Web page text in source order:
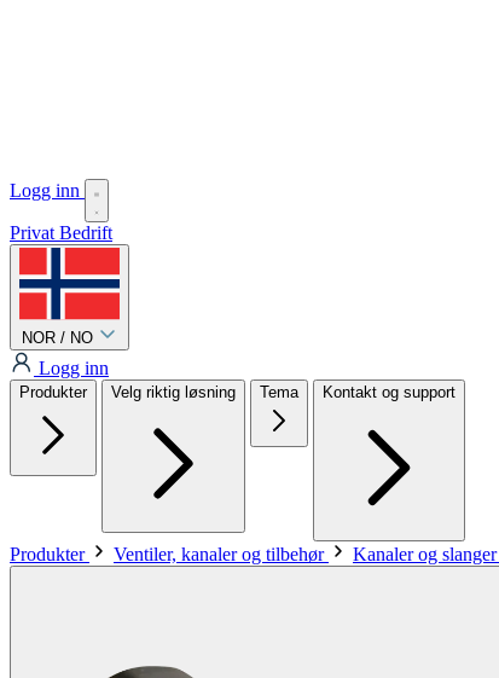
Logg inn
Privat Bedrift
NOR / NO
Logg inn
Produkter Velg riktig løsning Tema Kontakt og support
Produkter Ventiler, kanaler og tilbehør Kanaler og slanger